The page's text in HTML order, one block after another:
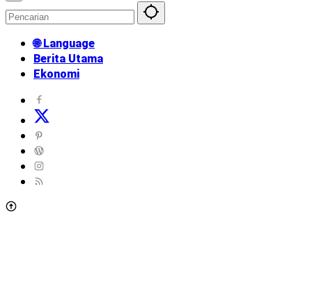
🌐 Language
Berita Utama
Ekonomi